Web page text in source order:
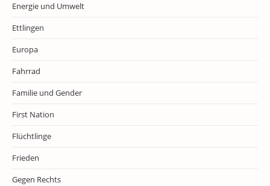
Energie und Umwelt
Ettlingen
Europa
Fahrrad
Familie und Gender
First Nation
Flüchtlinge
Frieden
Gegen Rechts